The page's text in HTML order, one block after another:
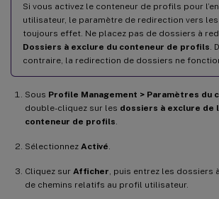
Si vous activez le conteneur de profils pour
utilisateur, le paramètre de redirection vers
toujours effet. Ne placez pas de dossiers à
Dossiers à exclure du conteneur de profils .
contraire, la redirection de dossiers ne
Sous Profile Management > Paramètres du
double-cliquez sur les dossiers à exclure de
conteneur de profils
Sélectionnez Activé
Cliquez sur Afficher , puis entrez les
de chemins relatifs au profil utilisateur.